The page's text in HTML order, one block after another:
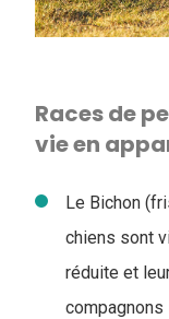
Races de
vie en
Le Bichon
chiens sont
réduite et